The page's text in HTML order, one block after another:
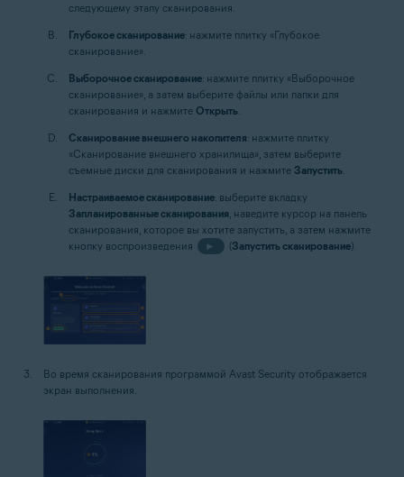
следующему этапу сканирования.
Глубокое сканирование: нажмите плитку «Глубокое
сканирование».
Выборочное сканирование: нажмите плитку «Выборочное
сканирование», а затем выберите файлы или папки для
сканирования и нажмите Открыть.
Сканирование внешнего накопителя: нажмите плитку
«Сканирование внешнего хранилища», затем выберите
съемные диски для сканирования и нажмите Запустить.
Настраиваемое сканирование: выберите вкладку
Запланированные сканирования, наведите курсор на панель
сканирования, которое вы хотите запустить, а затем нажмите
кнопку воспроизведения
► (Запустить сканирование).
Во время сканирования программой Avast Security отображается
экран выполнения.